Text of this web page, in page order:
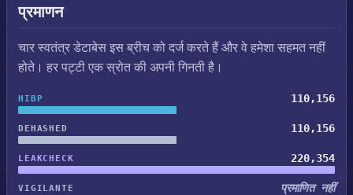
प्रमाणन
चार स्वतंत्र डेटाबेस इस ब्रीच को दर्ज करते हैं और वे हमेशा सहमत नहीं
होते। हर पट्टी एक स्रोत की अपनी गिनती है।
HIBP 110,156
DEHASHED 110,156
LEAKCHECK 220,354
VIGILANTE प्रमाणित नहीं